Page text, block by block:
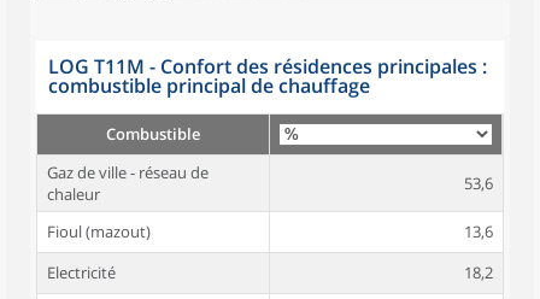
LOG T11M - Confort des résidences principales :
combustible principal de chauffage
Combustible
Gaz de ville - réseau de
chaleur
53,6
Fioul (mazout)
13,6
Electricité
18,2